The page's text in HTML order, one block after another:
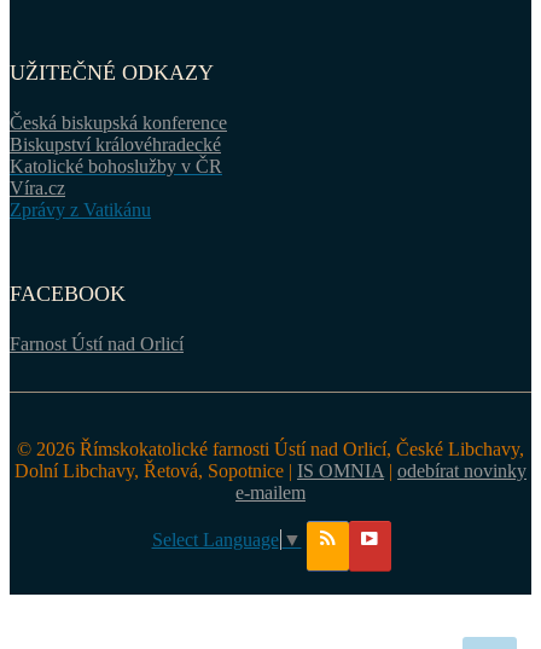
UŽITEČNÉ ODKAZY
Česká biskupská konference
Biskupství královéhradecké
Katolické bohoslužby v ČR
Víra.cz
Zprávy z Vatikánu
FACEBOOK
Farnost Ústí nad Orlicí
© 2026 Římskokatolické farnosti Ústí nad Orlicí, České Libchavy,
Dolní Libchavy, Řetová, Sopotnice | IS OMNIA | odebírat novinky
e-mailem
Select Language ▼